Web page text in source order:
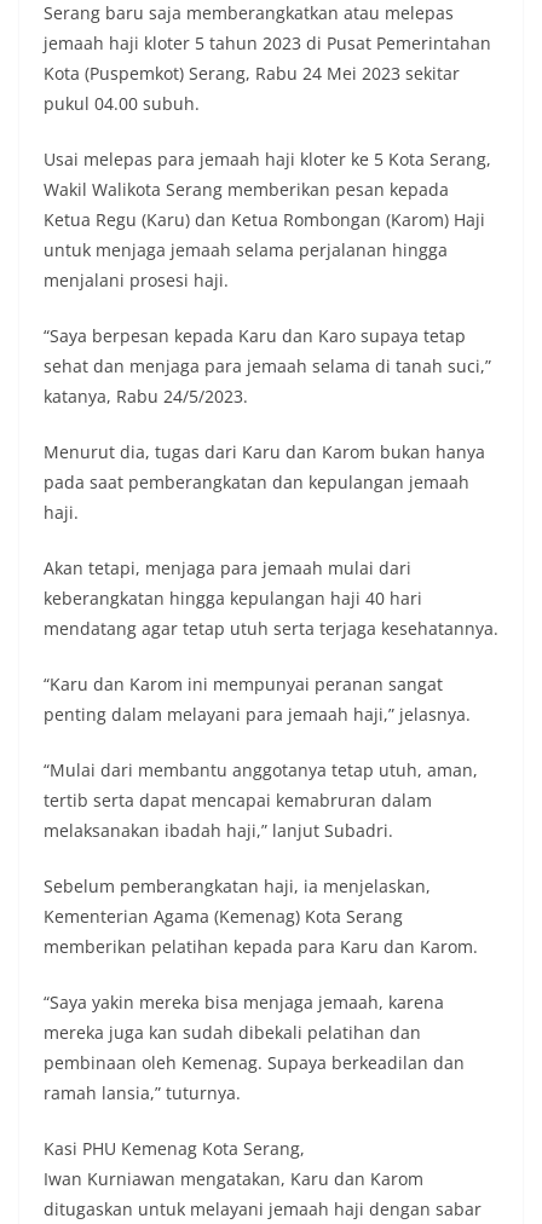
Serang baru saja memberangkatkan atau melepas
jemaah haji kloter 5 tahun 2023 di Pusat Pemerintahan
Kota (Puspemkot) Serang, Rabu 24 Mei 2023 sekitar
pukul 04.00 subuh.
Usai melepas para jemaah haji kloter ke 5 Kota Serang,
Wakil Walikota Serang memberikan pesan kepada
Ketua Regu (Karu) dan Ketua Rombongan (Karom) Haji
untuk menjaga jemaah selama perjalanan hingga
menjalani prosesi haji.
“Saya berpesan kepada Karu dan Karo supaya tetap
sehat dan menjaga para jemaah selama di tanah suci,”
katanya, Rabu 24/5/2023.
Menurut dia, tugas dari Karu dan Karom bukan hanya
pada saat pemberangkatan dan kepulangan jemaah
haji.
Akan tetapi, menjaga para jemaah mulai dari
keberangkatan hingga kepulangan haji 40 hari
mendatang agar tetap utuh serta terjaga kesehatannya.
“Karu dan Karom ini mempunyai peranan sangat
penting dalam melayani para jemaah haji,” jelasnya.
“Mulai dari membantu anggotanya tetap utuh, aman,
tertib serta dapat mencapai kemabruran dalam
melaksanakan ibadah haji,” lanjut Subadri.
Sebelum pemberangkatan haji, ia menjelaskan,
Kementerian Agama (Kemenag) Kota Serang
memberikan pelatihan kepada para Karu dan Karom.
“Saya yakin mereka bisa menjaga jemaah, karena
mereka juga kan sudah dibekali pelatihan dan
pembinaan oleh Kemenag. Supaya berkeadilan dan
ramah lansia,” tuturnya.
Kasi PHU Kemenag Kota Serang,
Iwan Kurniawan mengatakan, Karu dan Karom
ditugaskan untuk melayani jemaah haji dengan sabar